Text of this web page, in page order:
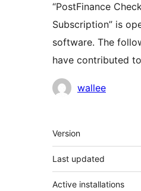
“PostFinance
Subscription” is
software. The
have contributed
Contributors
wallee
Meta
Version
Last updated
Active installations